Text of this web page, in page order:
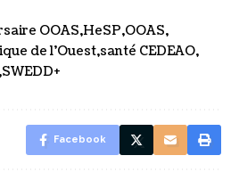
OOAS HeSP OOAS
de l’Ouest santé CEDEAO
SWEDD+
Facebook